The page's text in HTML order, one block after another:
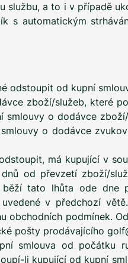
službu, a to i v případě
s automatickým
odstoupit od kupní
zboží/služeb, které
o dodávce
o dodávce
má kupující v
od převzetí zboží/
tato lhůta ode dne
v předchozí
podmínek.
pošty prodávajícího
smlouva od počátku
li kupující od kupní